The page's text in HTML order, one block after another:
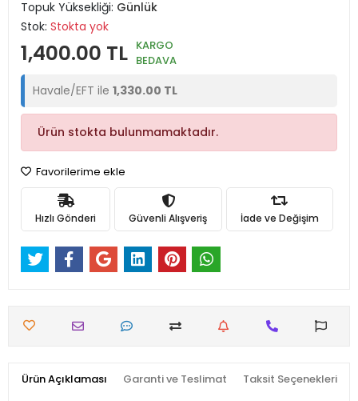
Topuk Yüksekliği: Günlük
Stok: Stokta yok
1,400.00 TL KARGO
BEDAVA
Havale/EFT ile 1,330.00 TL
Ürün stokta bulunmamaktadır.
Favorilerime ekle
Hızlı Gönderi Güvenli Alışveriş İade ve Değişim
Ürün Açıklaması Garanti ve Teslimat Taksit Seçenekleri